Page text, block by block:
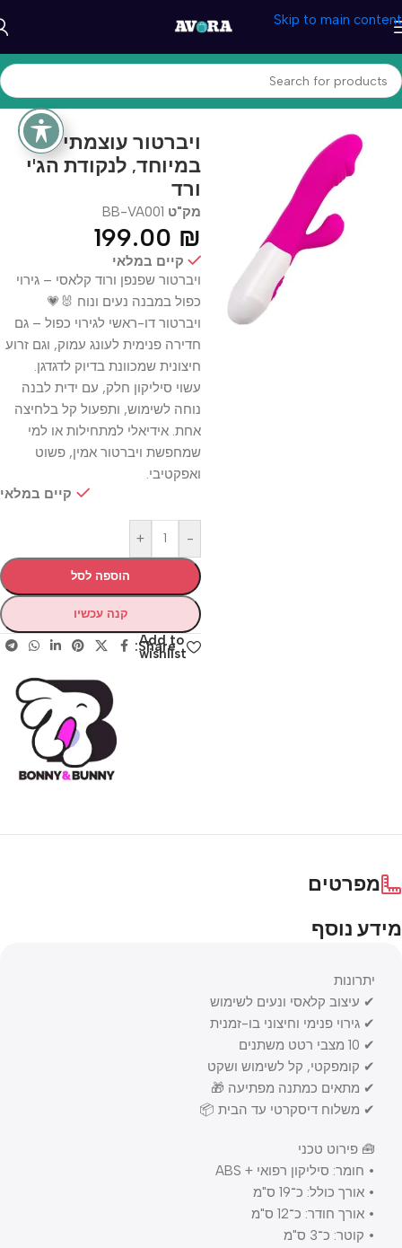
Skip to main content
עמוד הבית/בריאות ונוחות/בריאות מינית/ויברטורים ועוד
ויברטור עוצמתי
במיוחד, לנקודת הג'י
ורד
מק"ט BB-VA001
199.00 ₪
קיים במלאי
ויברטור שפנפן ורוד קלאסי – גירוי
כפול במבנה נעים ונוח 🐰💗
ויברטור דו-ראשי לגירוי כפול – גם
חדירה פנימית לעונג עמוק, וגם זרוע
חיצונית שמכוונת בדיוק לדגדגן.
עשוי סיליקון חלק, עם ידית לבנה
נוחה לשימוש, ותפעול קל בלחיצה
אחת. אידיאלי למתחילות או למי
שמחפשת ויברטור אמין, פשוט
ואפקטיבי.
קיים במלאי
-
+
הוספה לסל
קנה עכשיו
Add to
wishlist
Share:
מפרטים
מידע נוסף
יתרונות
✔ עיצוב קלאסי ונעים לשימוש
✔ גירוי פנימי וחיצוני בו-זמנית
✔ 10 מצבי רטט משתנים
✔ קומפקטי, קל לשימוש ושקט
✔ מתאים כמתנה מפתיעה 🎁
✔ משלוח דיסקרטי עד הבית 📦
🧰 פירוט טכני
• חומר: סיליקון רפואי + ABS
• אורך כולל: כ־19 ס"מ
• אורך חודר: כ־12 ס"מ
• קוטר: כ־3 ס"מ